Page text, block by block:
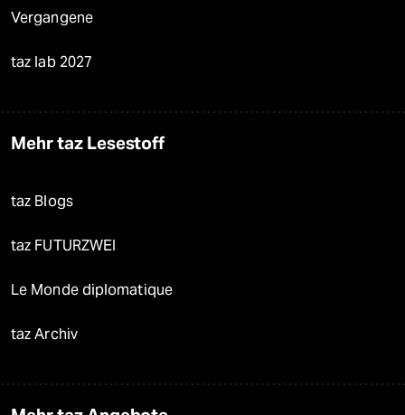
Vergangene
taz lab 2027
Mehr taz Lesestoff
taz Blogs
taz FUTURZWEI
Le Monde diplomatique
taz Archiv